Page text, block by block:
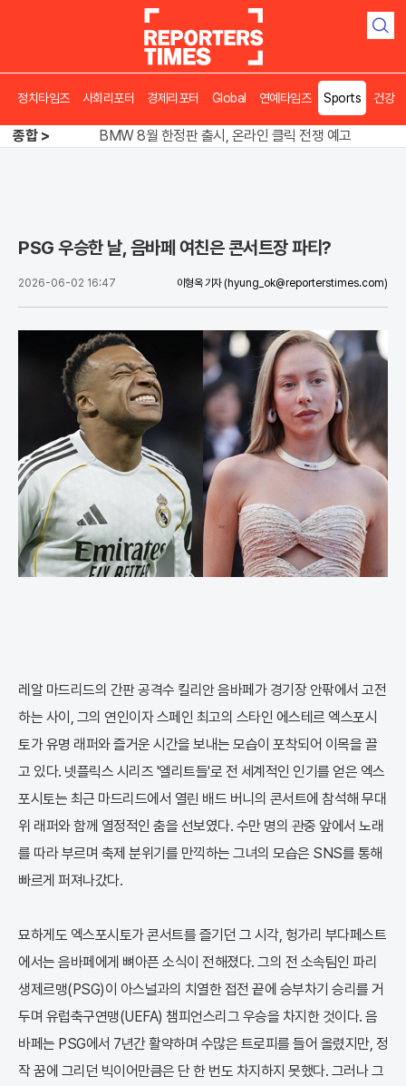
검
정치타임즈 사회리포터 경제리포터 Global 연예타임즈 Sports 건강
종합 >
김용 vs 이성윤, 5위 쟁탈전 '0.7%p' 혈투
BMW 8월 한정판 출시, 온라인 클릭 전쟁 예고
송영길 인천서 반전 노려, 2주차 경선 요동
PSG 우승한 날, 음바페 여친은 콘서트장 파티?
2026-06-02 16:47 이형옥 기자 (hyung_ok@reporterstimes.com)
레알 마드리드의 간판 공격수 킬리안 음바페가 경기장 안팎에서 고전
하는 사이, 그의 연인이자 스페인 최고의 스타인 에스테르 엑스포시
토가 유명 래퍼와 즐거운 시간을 보내는 모습이 포착되어 이목을 끌
고 있다. 넷플릭스 시리즈 '엘리트들'로 전 세계적인 인기를 얻은 엑스
포시토는 최근 마드리드에서 열린 배드 버니의 콘서트에 참석해 무대
위 래퍼와 함께 열정적인 춤을 선보였다. 수만 명의 관중 앞에서 노래
를 따라 부르며 축제 분위기를 만끽하는 그녀의 모습은 SNS를 통해
빠르게 퍼져나갔다.
묘하게도 엑스포시토가 콘서트를 즐기던 그 시각, 헝가리 부다페스트
에서는 음바페에게 뼈아픈 소식이 전해졌다. 그의 전 소속팀인 파리
생제르맹(PSG)이 아스널과의 치열한 접전 끝에 승부차기 승리를 거
두며 유럽축구연맹(UEFA) 챔피언스리그 우승을 차지한 것이다. 음
바페는 PSG에서 7년간 활약하며 수많은 트로피를 들어 올렸지만, 정
작 꿈에 그리던 빅이어만큼은 단 한 번도 차지하지 못했다. 그러나 그